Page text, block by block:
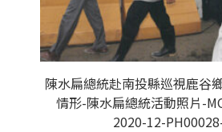
陳水扁總統赴南投縣巡視鹿谷
情形-陳水扁總統活動照片-
2020-12-